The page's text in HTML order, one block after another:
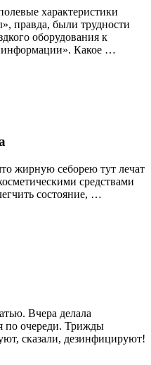
характеристики
правда, были трудности
оборудования к
информации». Какое …
жирную себорею тут лечат
средствами
состояние, …
Вчера делала
по очереди. Трижды
сказали, дезинфицируют!